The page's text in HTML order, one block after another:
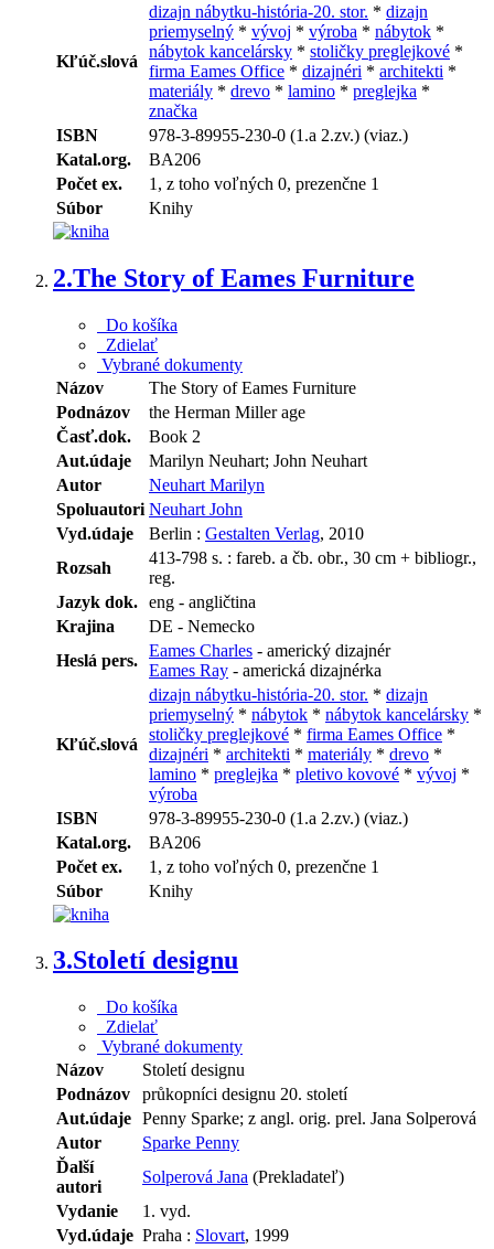
Kľúč.slová
dizajn nábytku-história-20. stor. * dizajn
priemyselný * vývoj * výroba * nábytok *
nábytok kancelársky * stoličky preglejkové *
firma Eames Office * dizajnéri * architekti *
materiály * drevo * lamino * preglejka *
značka
ISBN
978-3-89955-230-0 (1.a 2.zv.) (viaz.)
Katal.org.
BA206
Počet ex.
1, z toho voľných 0, prezenčne 1
Súbor
Knihy
2.The Story of Eames Furniture
Do košíka
Zdielať
Vybrané dokumenty
Názov
The Story of Eames Furniture
Podnázov
the Herman Miller age
Časť.dok.
Book 2
Aut.údaje
Marilyn Neuhart; John Neuhart
Autor
Neuhart Marilyn
Spoluautori Neuhart John
Vyd.údaje
Berlin : Gestalten Verlag, 2010
Rozsah
413-798 s. : fareb. a čb. obr., 30 cm + bibliogr.,
reg.
Jazyk dok. eng - angličtina
Krajina
DE - Nemecko
Heslá pers.
Eames Charles - americký dizajnér
Eames Ray - americká dizajnérka
Kľúč.slová
dizajn nábytku-história-20. stor. * dizajn
priemyselný * nábytok * nábytok kancelársky *
stoličky preglejkové * firma Eames Office *
dizajnéri * architekti * materiály * drevo *
lamino * preglejka * pletivo kovové * vývoj *
výroba
ISBN
978-3-89955-230-0 (1.a 2.zv.) (viaz.)
Katal.org.
BA206
Počet ex.
1, z toho voľných 0, prezenčne 1
Súbor
Knihy
3.Století designu
Do košíka
Zdielať
Vybrané dokumenty
Názov
Století designu
Podnázov
průkopníci designu 20. století
Aut.údaje Penny Sparke; z angl. orig. prel. Jana Solperová
Autor
Sparke Penny
Ďalší
autori
Solperová Jana (Prekladateľ)
Vydanie
1. vyd.
Vyd.údaje Praha : Slovart, 1999